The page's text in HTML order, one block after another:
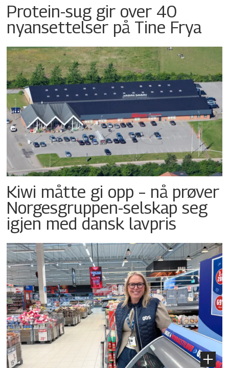
Protein-sug gir over 40
nyansettelser på Tine Frya
Kiwi måtte gi opp – nå prøver
Norgesgruppen-selskap seg
igjen med dansk lavpris